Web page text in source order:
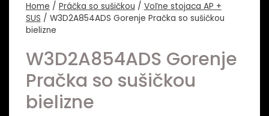
Home / Práčka so sušičkou / Voľne stojaca AP +
SUS / W3D2A854ADS Gorenje Pračka so sušičkou
bielizne
W3D2A854ADS Gorenje
Pračka so sušičkou
bielizne